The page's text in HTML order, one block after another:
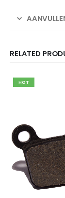
RELATED
HOT